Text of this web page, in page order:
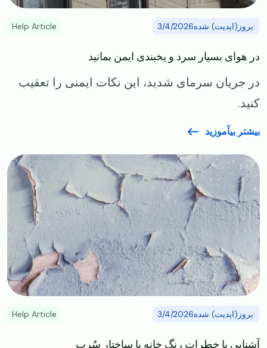
:بروز(اپدیت) شده3/4/2026 Help Article
در هوای بسیار سرد و یخبندی ایمن بمانید
در جریان سرمای شدید، این نکات ایمنی را تعقیب
کنید.
بیشتر بیآموزید
Image
:بروز(اپدیت) شده3/4/2026 Help Article
آشنایی با خطرات رنگ خانه با ساختار سٌرب